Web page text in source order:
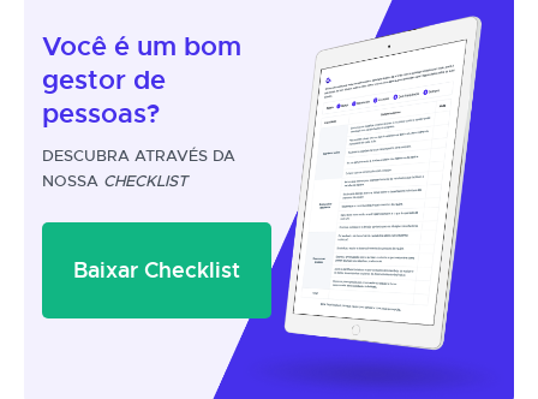
Você é um bom
gestor de
pessoas?
DESCUBRA ATRAVÉS DA
NOSSA CHECKLIST
Baixar Checklist